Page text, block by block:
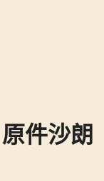
件沙朗